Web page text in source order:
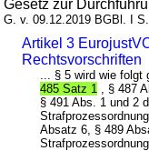
Gesetz zur
G. v. 09.12.2019 BGBl. I
Artikel 3
Rechtsvorschriften
... § 5 wird wie folgt
485 Satz 1
, § 487
§ 491 Abs. 1 und 2
Absatz 6, § 489